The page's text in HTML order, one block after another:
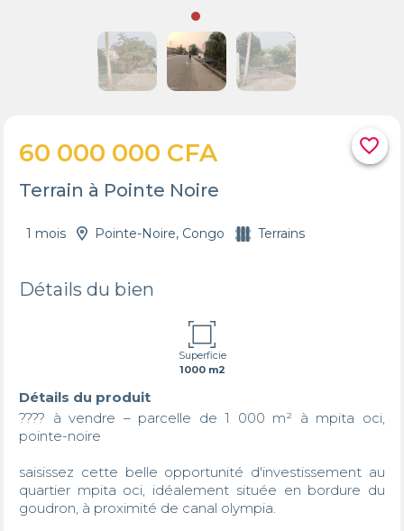
favorite_border
60 000 000 CFA
Terrain à Pointe Noire
1 mois Pointe-Noire, Congo Terrains
Détails du bien
Superficie
1000 m2
Détails du produit
???? à vendre – parcelle de 1 000 m² à mpita oci,
pointe-noire
saisissez cette belle opportunité d'investissement au
quartier mpita oci, idéalement située en bordure du
goudron, à proximité de canal olympia.